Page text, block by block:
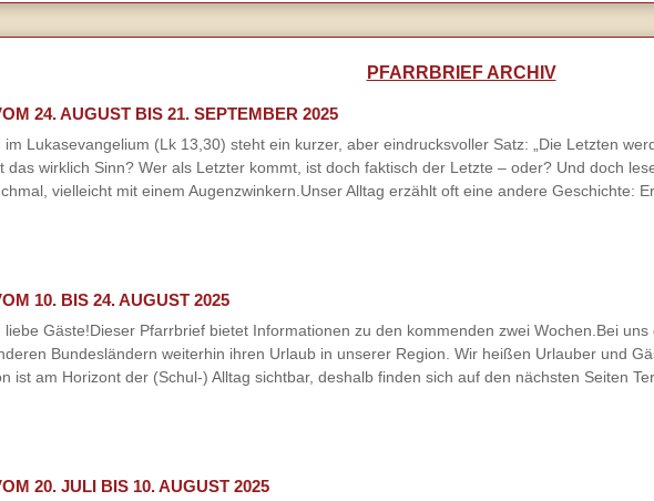
PFARRBRIEF ARCHIV
24. AUGUST BIS 21. SEPTEMBER 2025
Lukasevangelium (Lk 13,30) steht ein kurzer, aber eindrucksvoller Satz: „Die Letzten
das wirklich Sinn? Wer als Letzter kommt, ist doch faktisch der Letzte – oder? Und doch
vielleicht mit einem Augenzwinkern.Unser Alltag erzählt oft eine andere Geschichte:
10. BIS 24. AUGUST 2025
liebe Gäste!Dieser Pfarrbrief bietet Informationen zu den kommenden zwei Wochen.Bei
Bundesländern weiterhin ihren Urlaub in unserer Region. Wir heißen Urlauber und
ist am Horizont der (Schul-) Alltag sichtbar, deshalb finden sich auf den nächsten Seiten
20. JULI BIS 10. AUGUST 2025